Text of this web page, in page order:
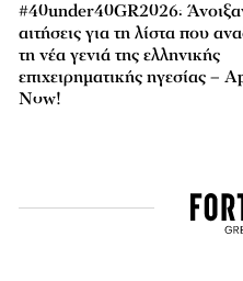
#40under40GR2026:
αιτήσεις για τη λίστα που
τη νέα γενιά της ελληνικής
επιχειρηματικής ηγεσίας –
Now!